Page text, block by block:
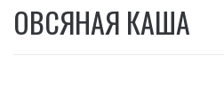
ОВСЯНАЯ КАША